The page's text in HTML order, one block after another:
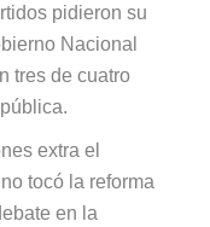
pidieron su
Nacional
tres de cuatro
extra el
tocó la reforma
en la